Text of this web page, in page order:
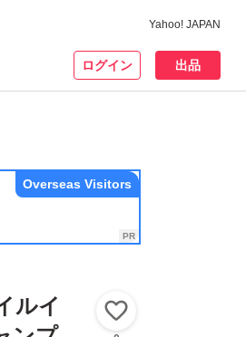
Yahoo! JAPAN
ログイン 出品
Overseas Visitors
ルイ